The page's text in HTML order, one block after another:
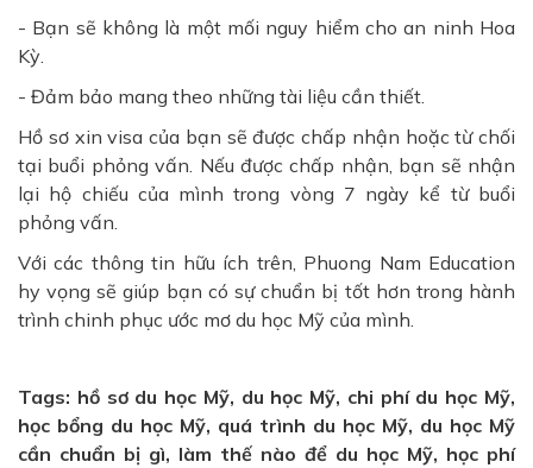
- Bạn sẽ không là một mối nguy hiểm cho an ninh Hoa
Kỳ.
- Đảm bảo mang theo những tài liệu cần thiết.
Hồ sơ xin visa của bạn sẽ được chấp nhận hoặc từ chối
tại buổi phỏng vấn. Nếu được chấp nhận, bạn sẽ nhận
lại hộ chiếu của mình trong vòng 7 ngày kể từ buổi
phỏng vấn.
Với các thông tin hữu ích trên, Phuong Nam Education
hy vọng sẽ giúp bạn có sự chuẩn bị tốt hơn trong hành
trình chinh phục ước mơ du học Mỹ của mình.
Tags: hồ sơ du học Mỹ, du học Mỹ, chi phí du học Mỹ,
học bổng du học Mỹ, quá trình du học Mỹ, du học Mỹ
cần chuẩn bị gì, làm thế nào để du học Mỹ, học phí